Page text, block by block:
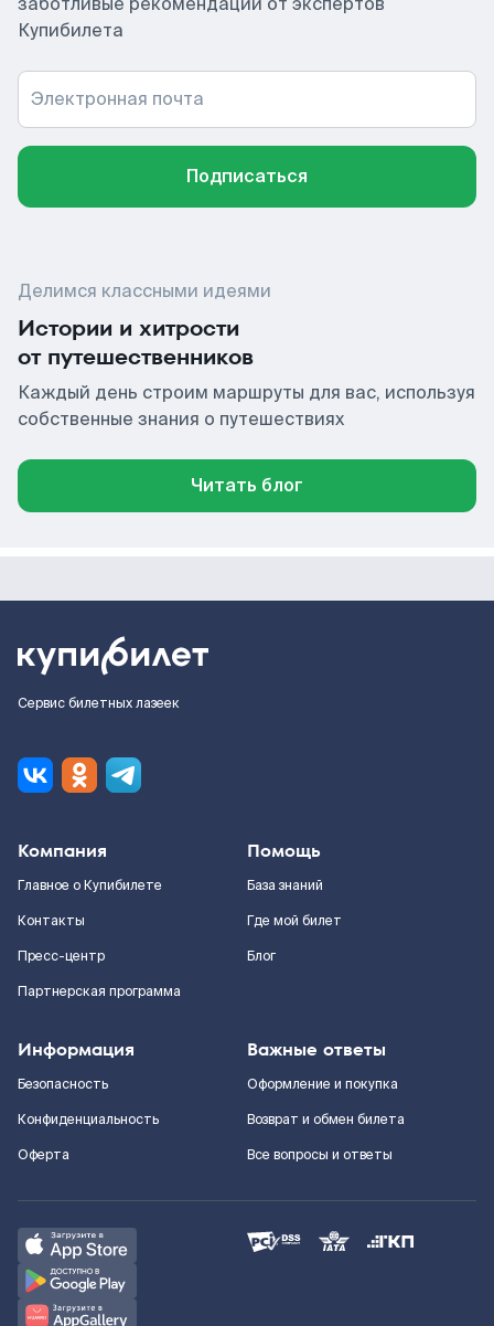
Купибилета
Электронная почта
Подписаться
Делимся классными идеями
Истории и хитрости
от путешественников
Каждый день строим маршруты для вас, используя
собственные знания о путешествиях
Читать блог
Сервис билетных лазеек
Компания
Главное о Купибилете
Контакты
Пресс-центр
Партнерская программа
Помощь
База знаний
Где мой билет
Блог
Информация
Безопасность
Конфиденциальность
Оферта
Важные ответы
Оформление и покупка
Возврат и обмен билета
Все вопросы и ответы